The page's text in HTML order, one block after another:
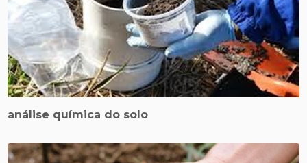
análise química do solo